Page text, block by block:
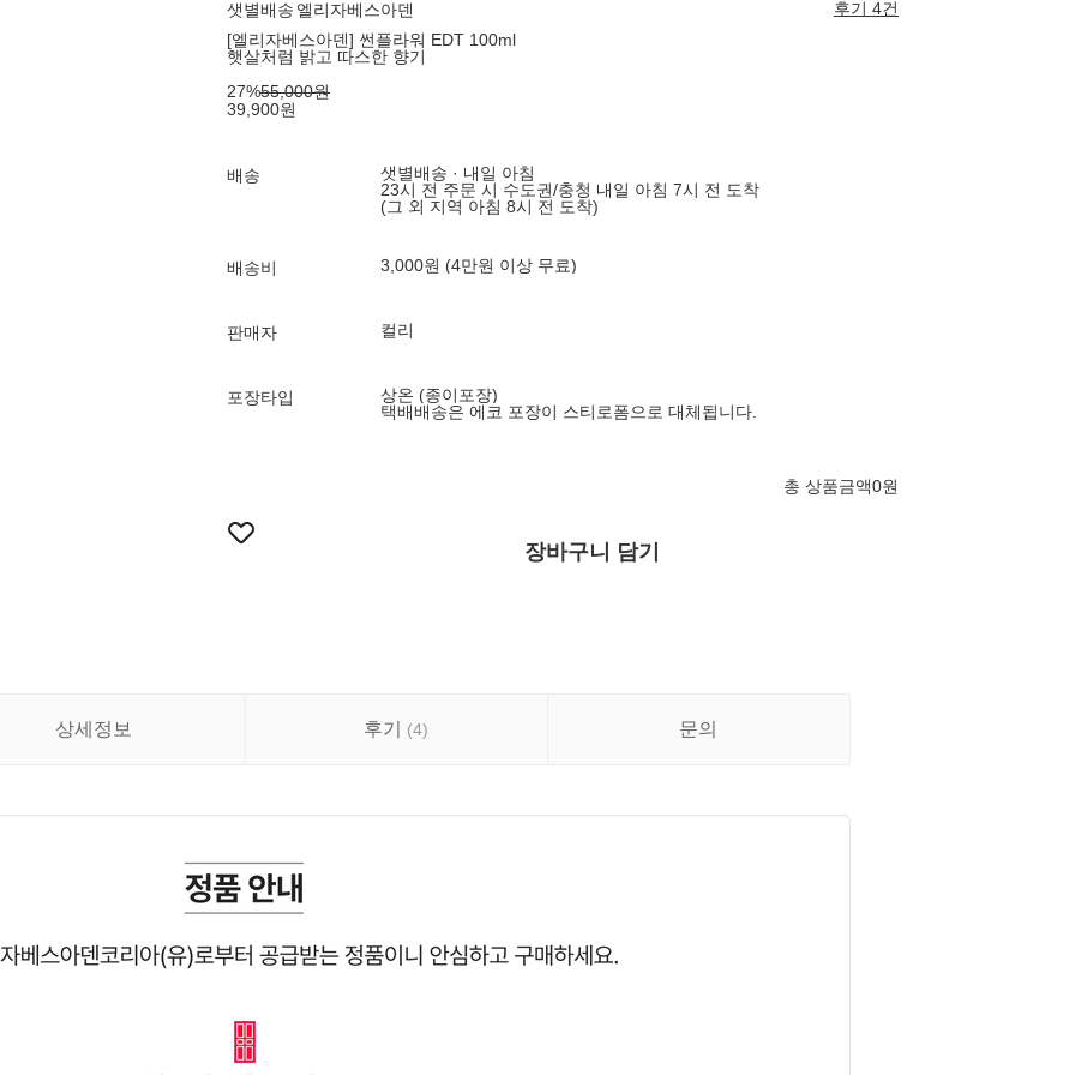
샛별배송 엘리자베스아덴
후기 4건
[엘리자베스아덴] 썬플라워 EDT 100ml
햇살처럼 밝고 따스한 향기
27%55,000원
39,900원
배송
샛별배송 · 내일 아침
23시 전 주문 시 수도권/충청 내일 아침 7시 전 도착
(그 외 지역 아침 8시 전 도착)
배송비 3,000원 (4만원 이상 무료)
판매자 컬리
포장타입
상온 (종이포장)
택배배송은 에코 포장이 스티로폼으로 대체됩니다.
총 상품금액0원
장바구니 담기
상세정보 후기 (4) 문의